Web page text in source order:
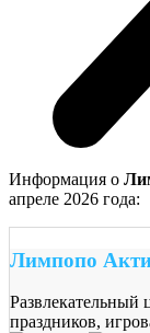
Информация о
апреле 2026 года:
Лимпопо
Развлекательный
праздников,